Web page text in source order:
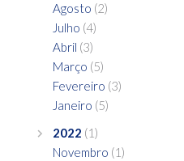
Agosto (2)
Julho (4)
Abril (3)
Março (5)
Fevereiro (3)
Janeiro (5)
2022 (1)
Novembro (1)